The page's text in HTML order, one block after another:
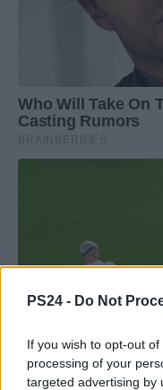
PS24 - Do Not
If you wish to opt-out
processing of your
targeted advertising by